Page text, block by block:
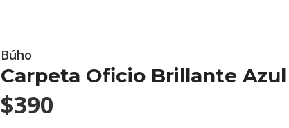
Búho
Carpeta Oficio Brillante Azul
$390